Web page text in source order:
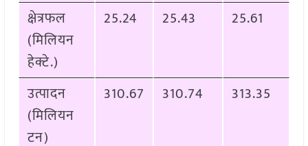
क्षेत्रफल
(मिलियन
हेक्टे.)
25.24 25.43 25.61
उत्पादन
(मिलियन
टन)
310.67 310.74 313.35